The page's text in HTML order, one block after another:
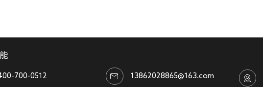
700-0512 13862028865@163.com